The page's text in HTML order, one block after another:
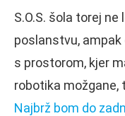
S.O.S. šola torej
poslanstvu, ampak
s prostorom, kjer
robotika možgane,
Najbrž bom do